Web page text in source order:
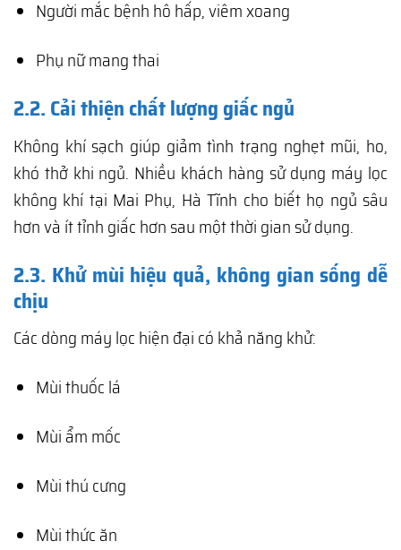
Người mắc bệnh hô hấp, viêm xoang
Phụ nữ mang thai
2.2. Cải thiện chất lượng giấc ngủ
Không khí sạch giúp giảm tình trạng nghẹt mũi, ho,
khó thở khi ngủ. Nhiều khách hàng sử dụng máy lọc
không khí tại Mai Phụ, Hà Tĩnh cho biết họ ngủ sâu
hơn và ít tỉnh giấc hơn sau một thời gian sử dụng.
2.3. Khử mùi hiệu quả, không gian sống dễ
chịu
Các dòng máy lọc hiện đại có khả năng khử:
Mùi thuốc lá
Mùi ẩm mốc
Mùi thú cưng
Mùi thức ăn